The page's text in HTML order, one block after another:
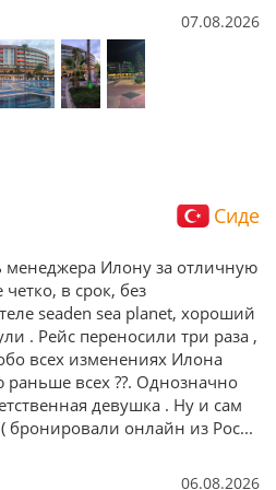
07.08.2026
Сиде
менеджера Илону за отличную
в срок, без
seaden sea planet, хороший
. Рейс переносили три раза ,
всех изменениях Илона
всех ??. Однозначно
девушка . Ну и сам
бронировали онлайн из Рос...
06.08.2026